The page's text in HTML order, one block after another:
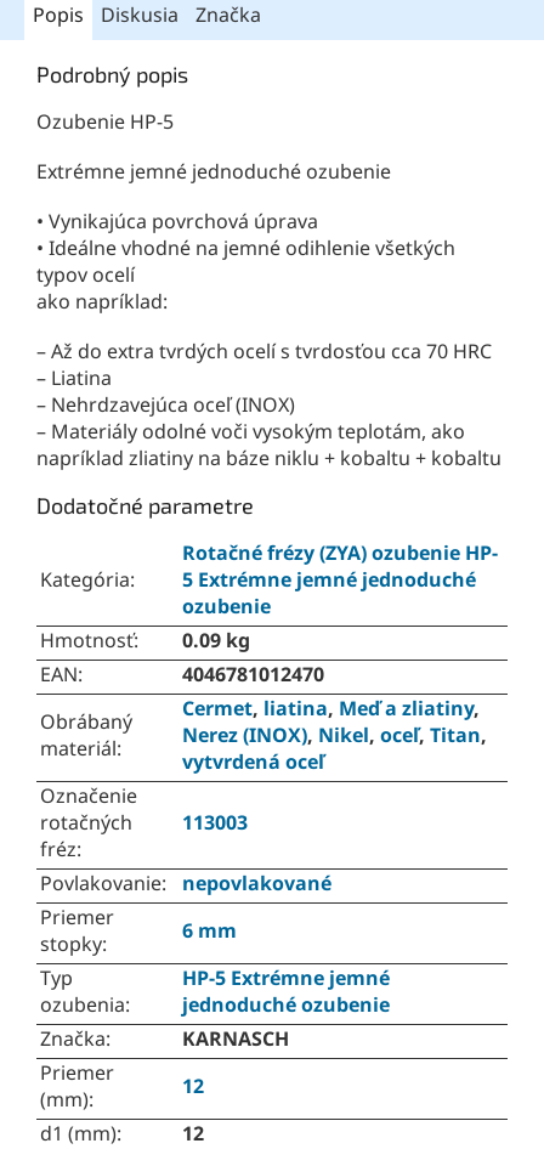
Popis Diskusia Značka
Podrobný popis
Ozubenie HP-5
Extrémne jemné jednoduché ozubenie
• Vynikajúca povrchová úprava
• Ideálne vhodné na jemné odihlenie všetkých
typov ocelí
ako napríklad:
– Až do extra tvrdých ocelí s tvrdosťou cca 70 HRC
– Liatina
– Nehrdzavejúca oceľ (INOX)
– Materiály odolné voči vysokým teplotám, ako
napríklad zliatiny na báze niklu + kobaltu + kobaltu
Dodatočné parametre
Kategória:
Rotačné frézy (ZYA) ozubenie HP-
5 Extrémne jemné jednoduché
ozubenie
Hmotnosť:
0.09 kg
EAN:
4046781012470
Obrábaný
materiál:
Cermet, liatina, Meď a zliatiny,
Nerez (INOX), Nikel, oceľ, Titan,
vytvrdená oceľ
Označenie
rotačných
fréz:
113003
Povlakovanie:
nepovlakované
Priemer
stopky:
6 mm
Typ
ozubenia:
HP-5 Extrémne jemné
jednoduché ozubenie
Značka:
KARNASCH
Priemer
(mm):
12
d1 (mm):
12